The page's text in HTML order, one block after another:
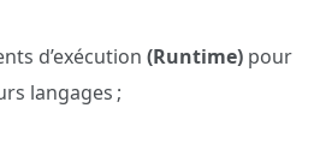
d’exécution (Runtime) pour
langages ;